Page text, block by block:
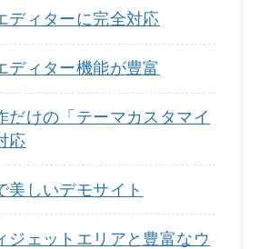
ディターに完全対応
ディター機能が豊富
だけの「テーマカスタマイ
応
美しいデモサイト
ジェットエリアと豊富なウ